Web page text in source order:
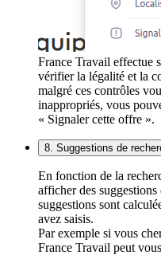
France Travail effectue
vérifier la légalité et la
malgré ces contrôles
inappropriés, vous
« Signaler cette offre ».
8. Suggestions de
En fonction de la
afficher des
suggestions sont
avez saisis.
Par exemple si vous
France Travail peut